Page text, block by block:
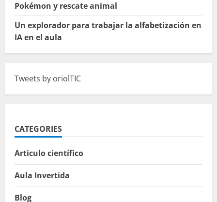
Pokémon y rescate animal
Un explorador para trabajar la alfabetización en
IA en el aula
Tweets by oriolTIC
CATEGORIES
Articulo científico
Aula Invertida
Blog